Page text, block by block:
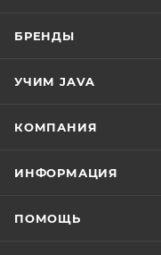
БРЕНДЫ
УЧИМ JAVA
КОМПАНИЯ
ИНФОРМАЦИЯ
ПОМОЩЬ